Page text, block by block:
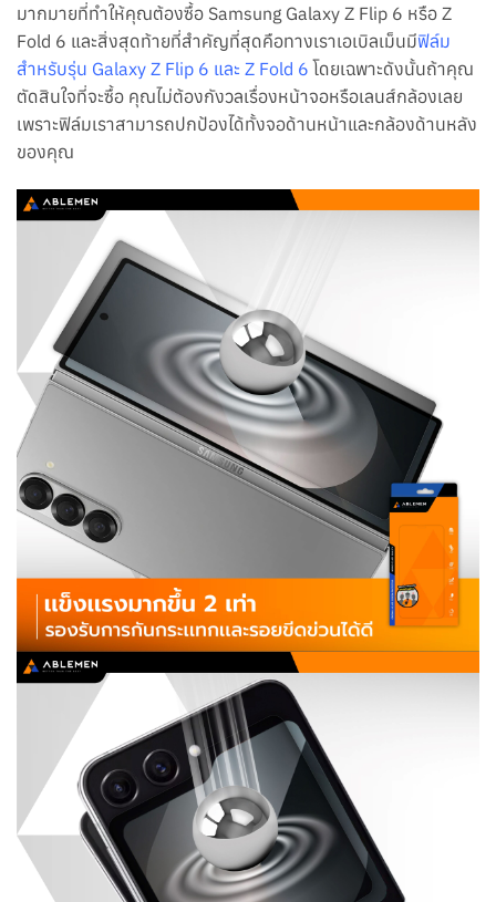
มากมายที่ทำให้คุณต้องซื้อ Samsung Galaxy Z Flip 6 หรือ Z
Fold 6 และสิ่งสุดท้ายที่สำคัญที่สุดคือทางเราเอเบิลเม็นมีฟิล์ม
สำหรับรุ่น Galaxy Z Flip 6 และ Z Fold 6 โดยเฉพาะดังนั้นถ้าคุณ
ตัดสินใจที่จะซื้อ คุณไม่ต้องกังวลเรื่องหน้าจอหรือเลนส์กล้องเลย
เพราะฟิล์มเราสามารถปกป้องได้ทั้งจอด้านหน้าและกล้องด้านหลัง
ของคุณ